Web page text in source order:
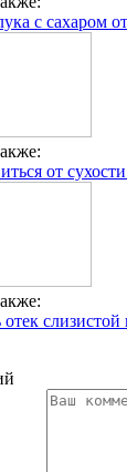
с сахаром
от
отек